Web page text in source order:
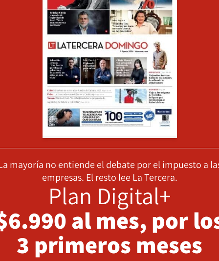
mayoría no entiende el debate por el impuesto a
empresas. El resto lee La Tercera.
Plan Digital+
al mes, por
3 primeros meses